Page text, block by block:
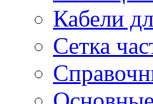
Кабели
Сетка